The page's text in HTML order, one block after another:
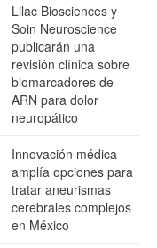
Lilac Biosciences y
Soin Neuroscience
publicarán una
revisión clínica sobre
biomarcadores de
ARN para dolor
neuropático
Innovación médica
amplía opciones para
tratar aneurismas
cerebrales complejos
en México